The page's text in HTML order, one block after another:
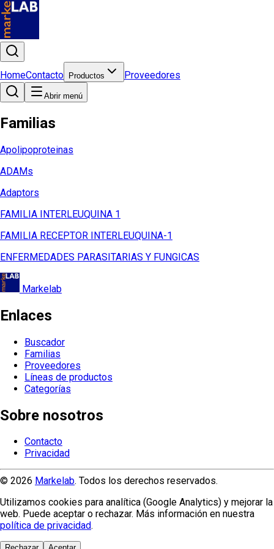
HomeContacto Productos Proveedores
Abrir menú
Familias
Apolipoproteinas
ADAMs
Adaptors
FAMILIA INTERLEUQUINA 1
FAMILIA RECEPTOR INTERLEUQUINA-1
ENFERMEDADES PARASITARIAS Y FUNGICAS
Markelab
Enlaces
Buscador
Familias
Proveedores
Líneas de productos
Categorías
Sobre nosotros
Contacto
Privacidad
© 2026 Markelab. Todos los derechos reservados.
Utilizamos cookies para analítica (Google Analytics) y mejorar la
web. Puede aceptar o rechazar. Más información en nuestra
política de privacidad.